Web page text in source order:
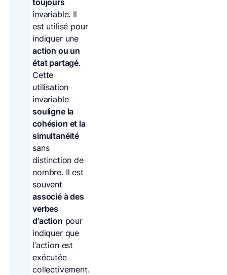
invariable. Il
est utilisé pour
indiquer une
action ou un
état partagé.
Cette
utilisation
invariable
souligne la
cohésion et la
simultanéité
sans
distinction de
nombre. Il est
souvent
associé à des
verbes
d’action pour
indiquer que
l’action est
exécutée
collectivement.